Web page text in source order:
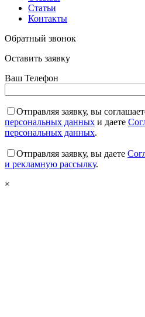
Статьи
Контакты
Обратный звонок
Оставить заявку
Ваш Телефон
Отправляя заявку, вы
персональных данных и даете
персональных данных.
Отправляя заявку, вы даете
и рекламную рассылку.
×